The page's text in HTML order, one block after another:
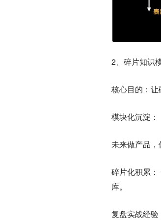
2、碎片知识
核心目的：让
模块化沉淀：
未来做产品，
碎片化积累
库。
复盘实战经验